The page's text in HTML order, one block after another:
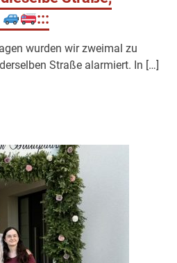
:::
wurden wir zweimal zu
Straße alarmiert. In […]